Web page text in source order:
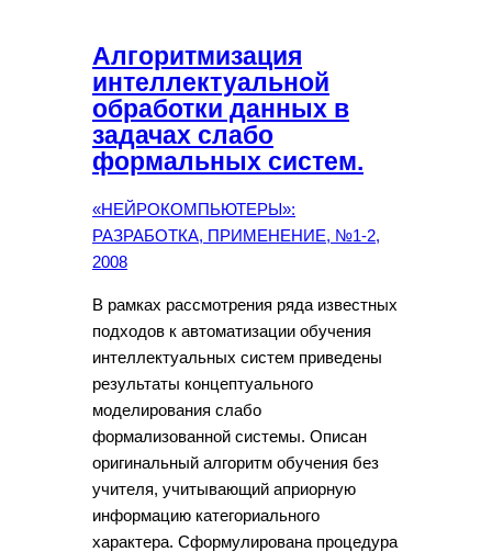
Алгоритмизация
интеллектуальной
обработки данных в
задачах слабо
формальных систем.
«НЕЙРОКОМПЬЮТЕРЫ»:
РАЗРАБОТКА, ПРИМЕНЕНИЕ, №1-2,
2008
В рамках рассмотрения ряда известных
подходов к автоматизации обучения
интеллектуальных систем приведены
результаты концептуального
моделирования слабо
формализованной системы. Описан
оригинальный алгоритм обучения без
учителя, учитывающий априорную
информацию категориального
характера. Сформулирована процедура